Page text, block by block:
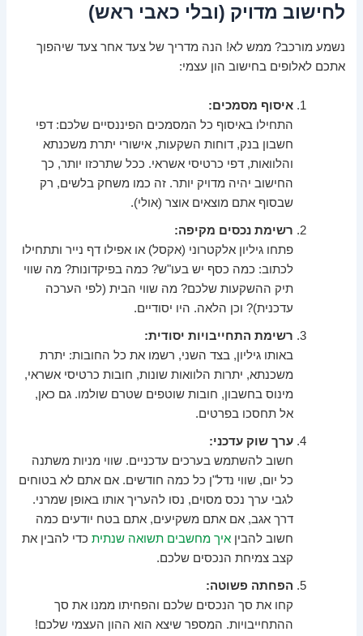
לחישוב מדויק (ובלי כאבי ראש)
נשמע מורכב? ממש לא! הנה מדריך של צעד אחר צעד שיהפוך
אתכם לאלופים בחישוב הון עצמי:
איסוף מסמכים:
התחילו באיסוף כל המסמכים הפיננסיים שלכם: דפי
חשבון בנק, דוחות השקעות, אישורי יתרת משכנתא
והלוואות, דפי כרטיסי אשראי. ככל שתרכזו יותר, כך
החישוב יהיה מדויק יותר. זה כמו משחק בלשים, רק
שבסוף אתם מוצאים אוצר (אולי).
רשימת נכסים מקיפה:
פתחו גיליון אלקטרוני (אקסל) או אפילו דף נייר ותתחילו
לכתוב: כמה כסף יש בעו"ש? כמה בפיקדונות? מה שווי
תיק ההשקעות שלכם? מה שווי הבית (לפי הערכה
עדכנית)? וכן הלאה. היו יסודיים.
רשימת התחייבויות יסודית:
באותו גיליון, בצד השני, רשמו את כל החובות: יתרת
משכנתא, יתרות הלוואות שונות, חובות כרטיסי אשראי,
מינוס בחשבון, חובות שוטפים שטרם שולמו. גם כאן,
אל תחסכו בפרטים.
ערך שוק עדכני:
חשוב להשתמש בערכים עדכניים. שווי מניות משתנה
כל יום, שווי נדל"ן כל כמה חודשים. אם אתם לא בטוחים
לגבי ערך נכס מסוים, נסו להעריך אותו באופן שמרני.
דרך אגב, אם אתם משקיעים, אתם בטח יודעים כמה
חשוב להביןאיך מחשבים תשואה שנתית כדי להבין את
קצב צמיחת הנכסים שלכם.
הפחתה פשוטה:
קחו את סך הנכסים שלכם והפחיתו ממנו את סך
ההתחייבויות. המספר שיצא הוא ההון העצמי שלכם!